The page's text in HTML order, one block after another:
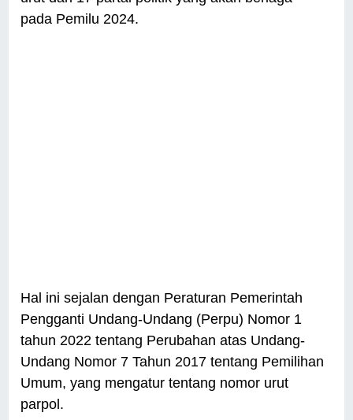
pada Pemilu 2024.
Hal ini sejalan dengan Peraturan Pemerintah
Pengganti Undang-Undang (Perpu) Nomor 1
tahun 2022 tentang Perubahan atas Undang-
Undang Nomor 7 Tahun 2017 tentang Pemilihan
Umum, yang mengatur tentang nomor urut
parpol.